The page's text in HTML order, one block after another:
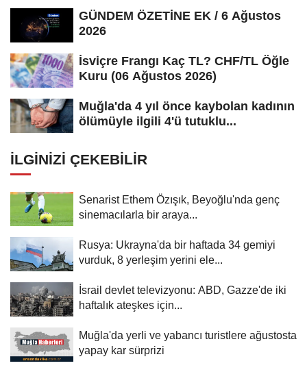
GÜNDEM ÖZETİNE EK / 6 Ağustos
2026
İsviçre Frangı Kaç TL? CHF/TL Öğle
Kuru (06 Ağustos 2026)
Muğla'da 4 yıl önce kaybolan kadının
ölümüyle ilgili 4'ü tutuklu...
İLGINIZI ÇEKEBILIR
Senarist Ethem Özışık, Beyoğlu'nda genç
sinemacılarla bir araya...
Rusya: Ukrayna'da bir haftada 34 gemiyi
vurduk, 8 yerleşim yerini ele...
İsrail devlet televizyonu: ABD, Gazze'de iki
haftalık ateşkes için...
Muğla'da yerli ve yabancı turistlere ağustosta
yapay kar sürprizi